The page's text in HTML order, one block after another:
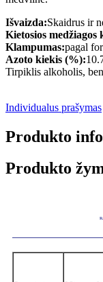
Išvaizda:Skaidrus ir
Kietosios medžiagos
Klampumas:pagal
Azoto kiekis (%):
Tirpiklis alkoholis,
Individualus prašymas
Produkto
Produkto